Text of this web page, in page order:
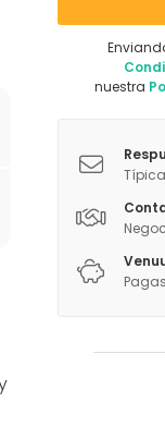
nuestra